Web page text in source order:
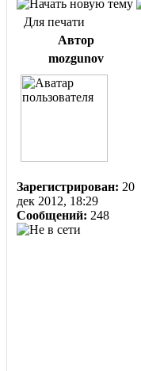
Для печати
Автор
mozgunov
Зарегистрирован: 20
дек 2012, 18:29
Сообщений: 248